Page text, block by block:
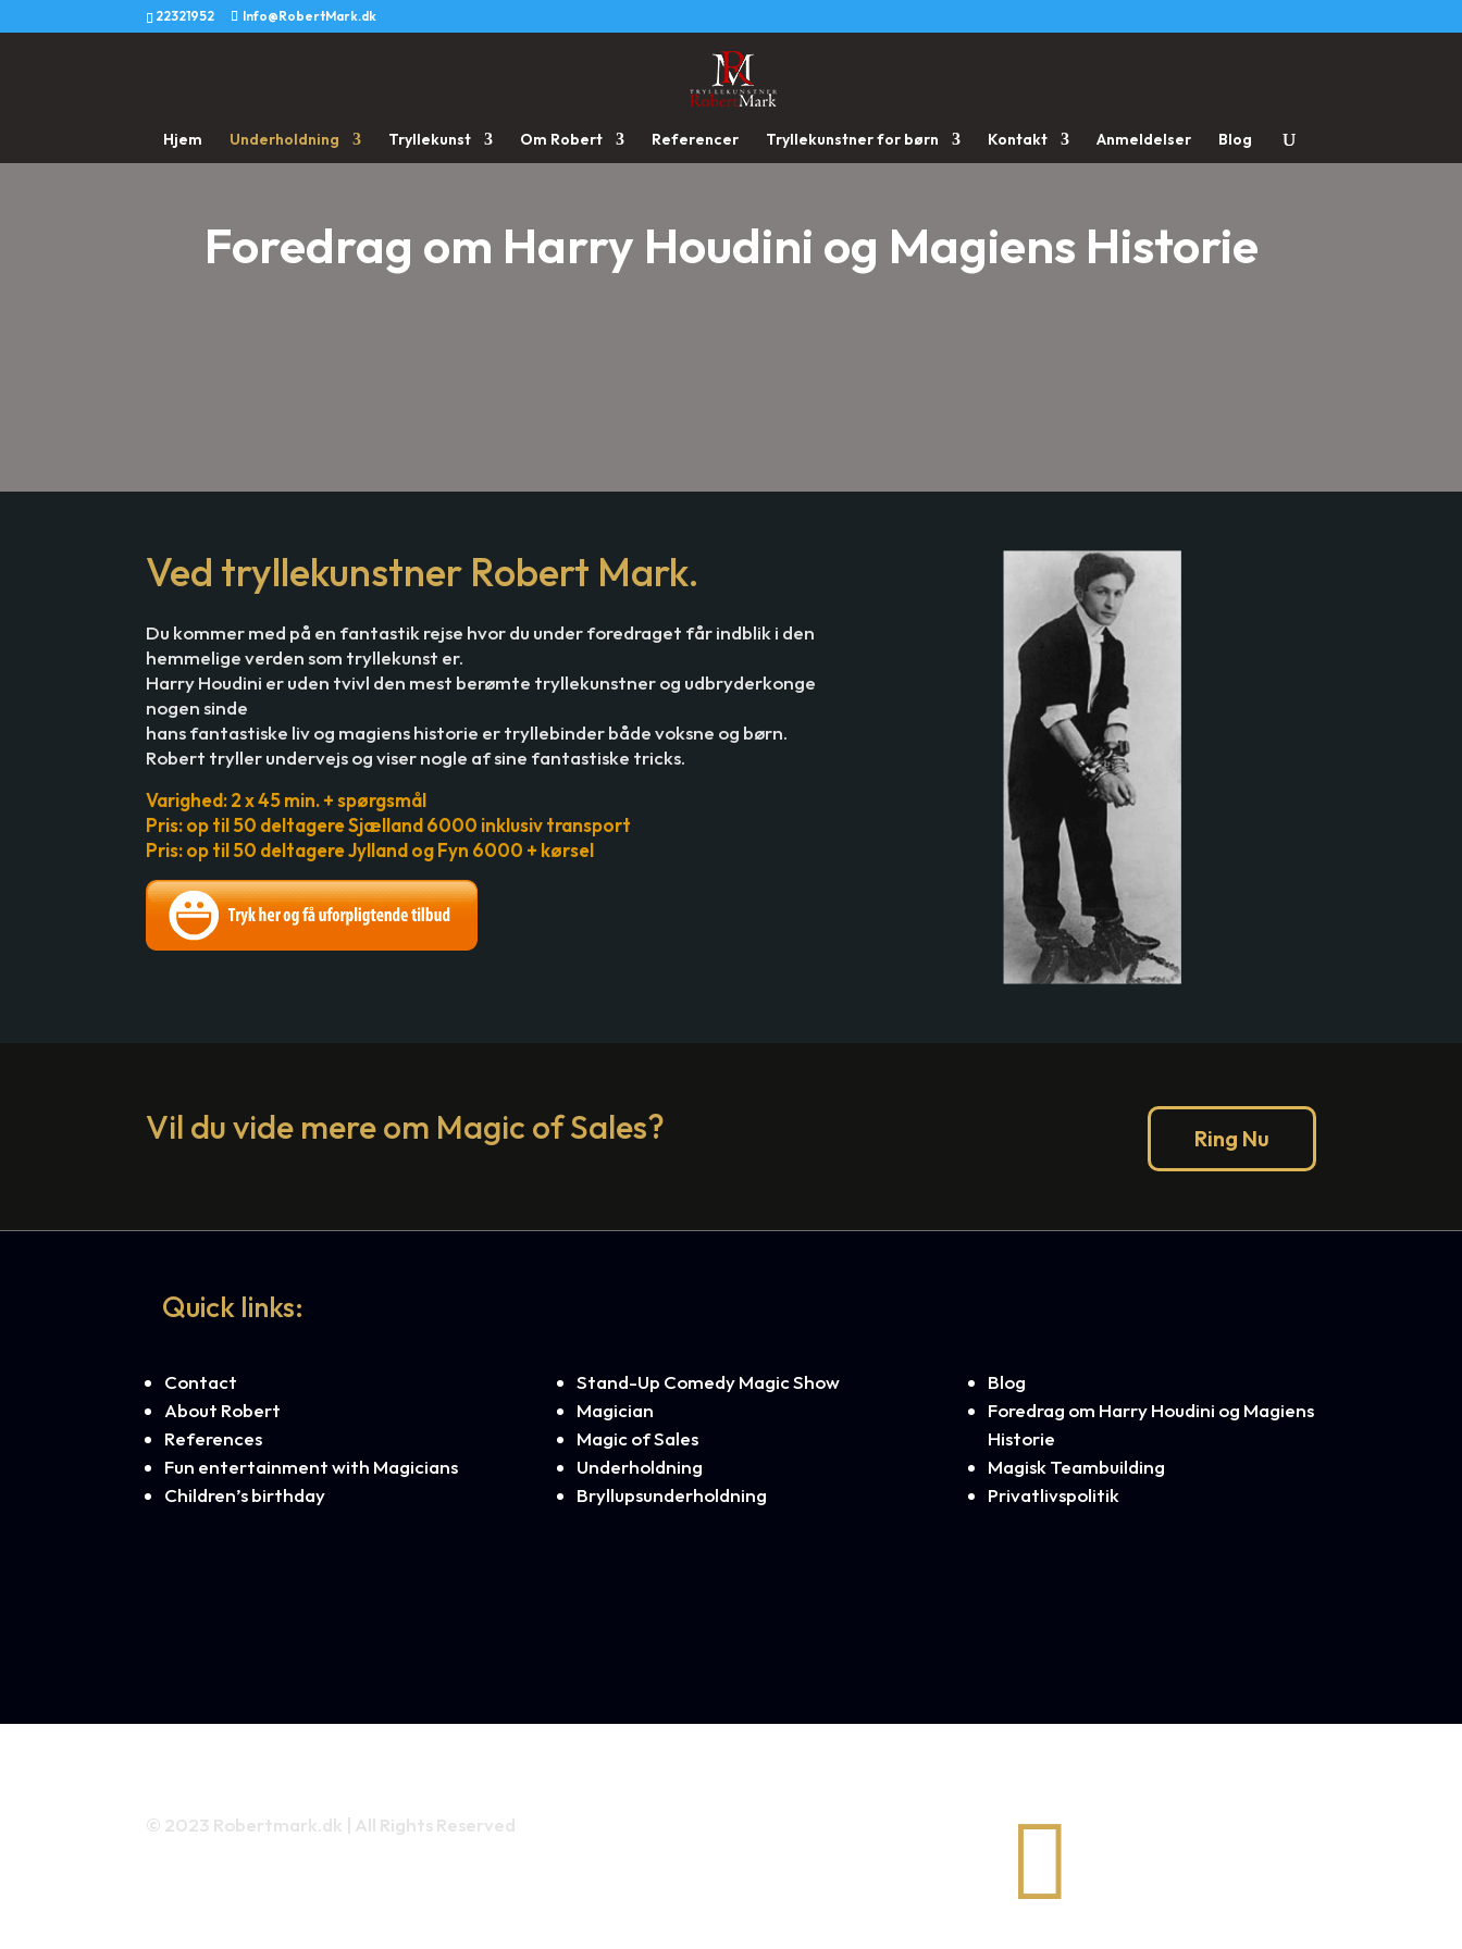
22321952 Info@RobertMark.dk
Hjem Underholdning Tryllekunst Om Robert Referencer Tryllekunstner for børn Kontakt Anmeldelser Blog
Foredrag om Harry Houdini og Magiens Historie
Ved tryllekunstner Robert Mark.
Du kommer med på en fantastik rejse hvor du under foredraget får indblik i den
hemmelige verden som tryllekunst er.
Harry Houdini er uden tvivl den mest berømte tryllekunstner og udbryderkonge
nogen sinde
hans fantastiske liv og magiens historie er tryllebinder både voksne og børn.
Robert tryller undervejs og viser nogle af sine fantastiske tricks.
Varighed: 2 x 45 min. + spørgsmål
Pris: op til 50 deltagere Sjælland 6000 inklusiv transport
Pris: op til 50 deltagere Jylland og Fyn 6000 + kørsel
Vil du vide mere om Magic of Sales? Ring Nu
Quick links:
Contact
About Robert
References
Fun entertainment with Magicians
Children’s birthday
Stand-Up Comedy Magic Show
Magician
Magic of Sales
Underholdning
Bryllupsunderholdning
Blog
Foredrag om Harry Houdini og Magiens
Historie
Magisk Teambuilding
Privatlivspolitik
© 2023 Robertmark.dk | All Rights Reserved 